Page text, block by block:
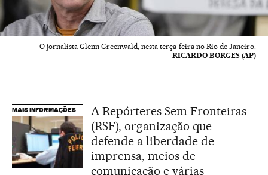
O jornalista Glenn Greenwald, nesta terça-feira no Rio de Janeiro.
RICARDO BORGES (AP)
MAIS INFORMAÇÕES
A Repórteres Sem Fronteiras
(RSF), organização que
defende a liberdade de
imprensa, meios de
comunicação e várias